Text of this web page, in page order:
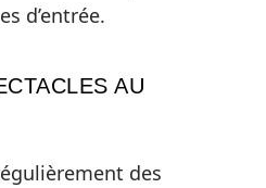
d’entrée.
AU
des